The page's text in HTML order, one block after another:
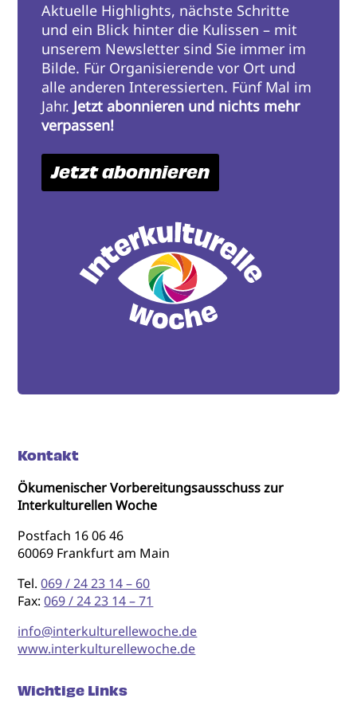
Aktuelle Highlights, nächste Schritte
und ein Blick hinter die Kulissen – mit
unserem Newsletter sind Sie immer im
Bilde. Für Organisierende vor Ort und
alle anderen Interessierten. Fünf Mal im
Jahr. Jetzt abonnieren und nichts mehr
verpassen!
Jetzt abonnieren
Kontakt
Ökumenischer Vorbereitungsausschuss zur
Interkulturellen Woche
Postfach 16 06 46
60069 Frankfurt am Main
Tel.069 / 24 23 14 – 60
Fax:069 / 24 23 14 – 71
info@interkulturellewoche.de
www.interkulturellewoche.de
Wichtige Links